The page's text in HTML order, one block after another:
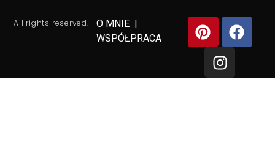
All rights reserved. O MNIE
WSPÓŁPRACA